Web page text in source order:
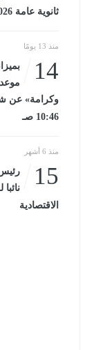
ثانوية عامة 2026
منذ 13 يومًا
14
10:46 صـ
منذ 6 أشهر
15
الاقتصادية